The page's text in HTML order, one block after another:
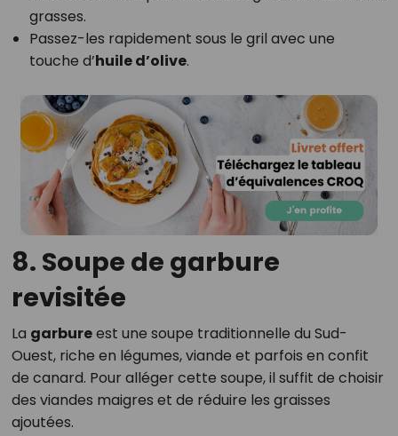
grasses.
Passez-les rapidement sous le gril avec une
touche d’huile d’olive.
8. Soupe de garbure
revisitée
La garbureest une soupe traditionnelle du Sud-
Ouest, riche en légumes, viande et parfois en confit
de canard. Pour alléger cette soupe, il suffit de choisir
des viandes maigres et de réduire les graisses
ajoutées.